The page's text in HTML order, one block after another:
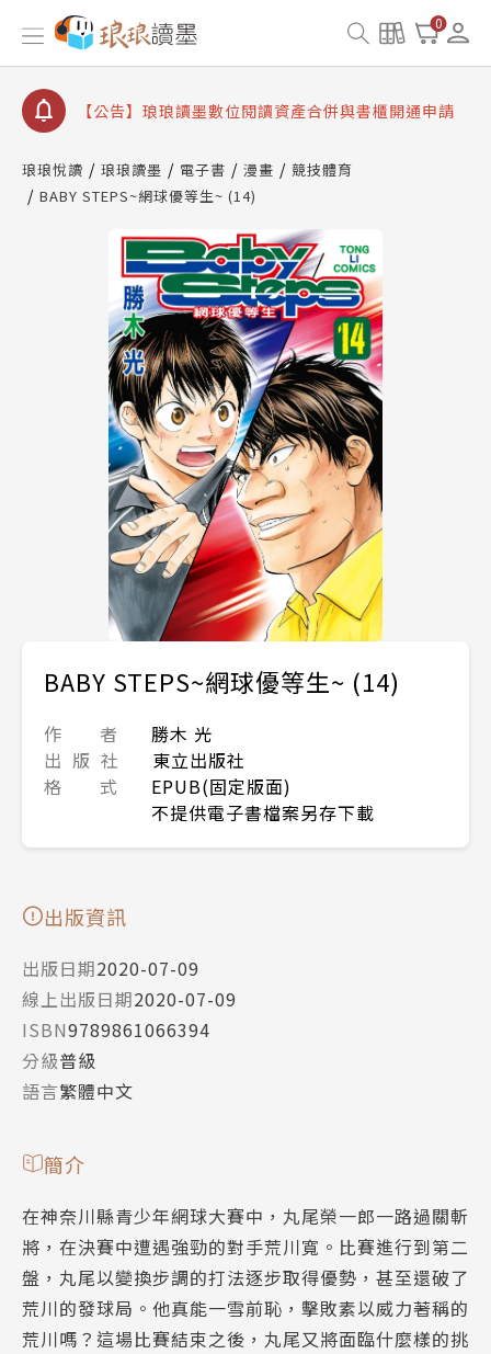
0
【公告】因 Readmoo 讀墨系統維護中，本站同步暫
停部分閱讀服務
【公告】琅琅讀墨數位閱讀資產合併與書櫃開通申請
【公告】琅琅讀墨書櫃開通常見問題
請圖文教學
【公告】琅琅書店服務升級重要說明及資產合併結果
【公告】因 Readmoo 讀墨系統維護中，本站同步暫
停部分閱讀服務
琅琅悅讀 琅琅讀墨 電子書 漫畫
競技體育
BABY STEPS~網球優等生~ (14)
BABY STEPS~網球優等生~ (14)
作 者
勝木 光
出 版 社
東立出版社
格 式
EPUB(固定版面)
不提供電子書檔案另存下載
出版資訊
出版日期2020-07-09
線上出版日期2020-07-09
ISBN9789861066394
分級普級
語言繁體中文
簡介
在神奈川縣青少年網球大賽中，丸尾榮一郎一路過關斬
將，在決賽中遭遇強勁的對手荒川寬。比賽進行到第二
盤，丸尾以變換步調的打法逐步取得優勢，甚至還破了
荒川的發球局。他真能一雪前恥，擊敗素以威力著稱的
荒川嗎？這場比賽結束之後，丸尾又將面臨什麼樣的挑